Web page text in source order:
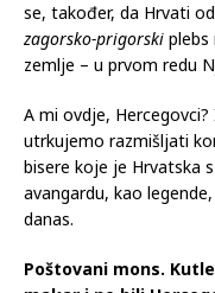
se, također, da Hrvati
zagorsko-prigorski plebs
zemlje – u prvom redu
A mi ovdje, Hercegovci?
utrkujemo razmišljati
bisere koje je Hrvatska
avangardu, kao
danas.
Poštovani mons.